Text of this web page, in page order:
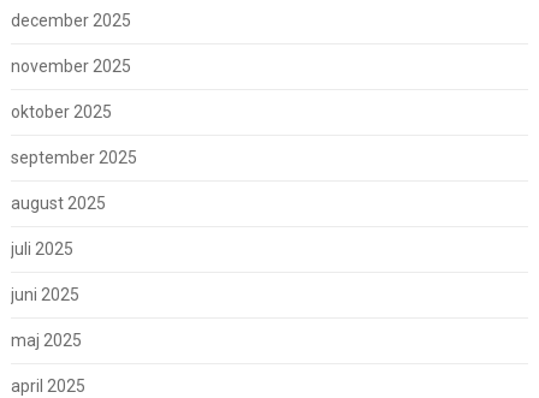
december 2025
november 2025
oktober 2025
september 2025
august 2025
juli 2025
juni 2025
maj 2025
april 2025